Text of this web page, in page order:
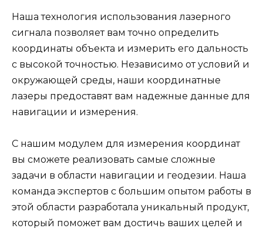
Наша технология использования лазерного
сигнала позволяет вам точно определить
координаты объекта и измерить его дальность
с высокой точностью. Независимо от условий и
окружающей среды, наши координатные
лазеры предоставят вам надежные данные для
навигации и измерения.
С нашим модулем для измерения координат
вы сможете реализовать самые сложные
задачи в области навигации и геодезии. Наша
команда экспертов с большим опытом работы в
этой области разработала уникальный продукт,
который поможет вам достичь ваших целей и